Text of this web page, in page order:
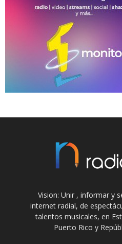
Vision: Unir , informar y
internet radial, de
talentos musicales, en
Puerto Rico y